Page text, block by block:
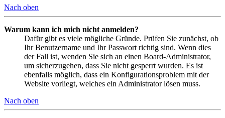
Nach oben
Warum kann ich mich nicht anmelden?
Dafür gibt es viele mögliche Gründe. Prüfen Sie zunächst, ob
Ihr Benutzername und Ihr Passwort richtig sind. Wenn dies
der Fall ist, wenden Sie sich an einen Board-Administrator,
um sicherzugehen, dass Sie nicht gesperrt wurden. Es ist
ebenfalls möglich, dass ein Konfigurationsproblem mit der
Website vorliegt, welches ein Administrator lösen muss.
Nach oben